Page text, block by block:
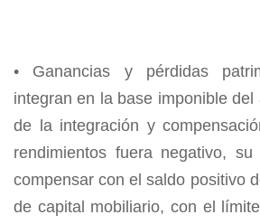
• Ganancias y pérdidas
integran en la base imponible
de la integración y
rendimientos fuera negativo,
compensar con el saldo positivo
de capital mobiliario, con el